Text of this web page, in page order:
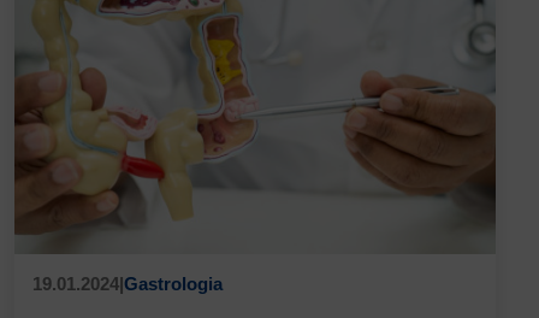
19.01.2024|Gastrologia